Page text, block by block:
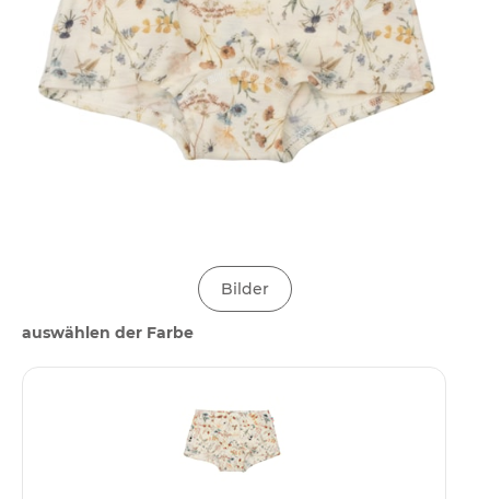
Bilder
auswählen der Farbe